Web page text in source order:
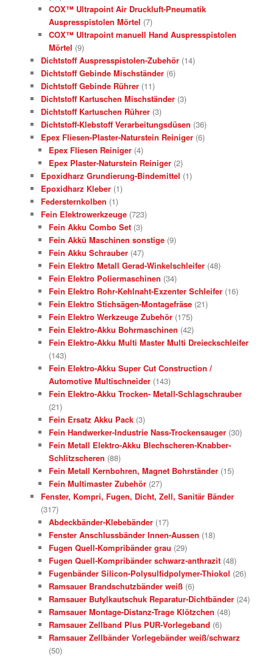
COX™ Ultrapoint Air Druckluft-Pneumatik
Auspresspistolen Mörtel (7)
COX™ Ultrapoint manuell Hand Auspresspistolen
Mörtel (9)
Dichtstoff Auspresspistolen-Zubehör (14)
Dichtstoff Gebinde Mischständer (6)
Dichtstoff Gebinde Rührer (11)
Dichtstoff Kartuschen Mischständer (3)
Dichtstoff Kartuschen Rührer (3)
Dichtstoff-Klebstoff Verarbeitungsdüsen (36)
Epex Fliesen-Plaster-Naturstein Reiniger (6)
Epex Fliesen Reiniger (4)
Epex Plaster-Naturstein Reiniger (2)
Epoxidharz Grundierung-Bindemittel (1)
Epoxidharz Kleber (1)
Federsternkolben (1)
Fein Elektrowerkzeuge (723)
Fein Akku Combo Set (3)
Fein Akkü Maschinen sonstige (9)
Fein Akku Schrauber (47)
Fein Elektro Metall Gerad-Winkelschleifer (48)
Fein Elektro Poliermaschinen (34)
Fein Elektro Rohr-Kehlnaht-Exzenter Schleifer (16)
Fein Elektro Stichsägen-Montagefräse (21)
Fein Elektro Werkzeuge Zubehör (175)
Fein Elektro-Akku Bohrmaschinen (42)
Fein Elektro-Akku Multi Master Multi Dreieckschleifer
(143)
Fein Elektro-Akku Super Cut Construction /
Automotive Multischneider (143)
Fein Elektro-Akku Trocken- Metall-Schlagschrauber
(21)
Fein Ersatz Akku Pack (3)
Fein Handwerker-Industrie Nass-Trockensauger (30)
Fein Metall Elektro-Akku Blechscheren-Knabber-
Schlitzscheren (88)
Fein Metall Kernbohren, Magnet Bohrständer (15)
Fein Multimaster Zubehör (27)
Fenster, Kompri, Fugen, Dicht, Zell, Sanitär Bänder
(317)
Abdeckbänder-Klebebänder (17)
Fenster Anschlussbänder Innen-Aussen (18)
Fugen Quell-Kompribänder grau (29)
Fugen Quell-Kompribänder schwarz-anthrazit (48)
Fugenbänder Silicon-Polysulfidpolymer-Thiokol (26)
Ramsauer Brandschutzbänder weiß (6)
Ramsauer Butylkautschuk Reparatur-Dichtbänder (24)
Ramsauer Montage-Distanz-Trage Klötzchen (48)
Ramsauer Zellband Plus PUR-Vorlegeband (6)
Ramsauer Zellbänder Vorlegebänder weiß/schwarz
(50)